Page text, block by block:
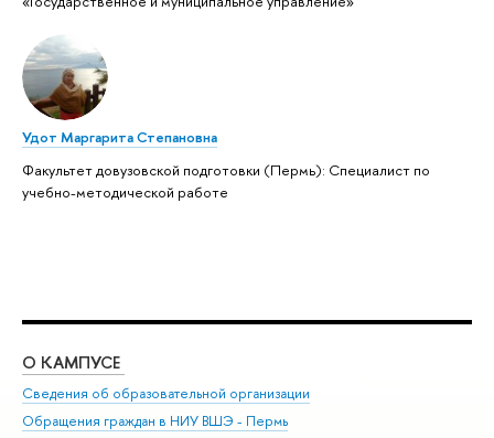
Удот Маргарита Степановна
Факультет довузовской подготовки (Пермь): Специалист по
учебно-методической работе
О КАМПУСЕ
Сведения об образовательной организации
Обращения граждан в НИУ ВШЭ - Пермь